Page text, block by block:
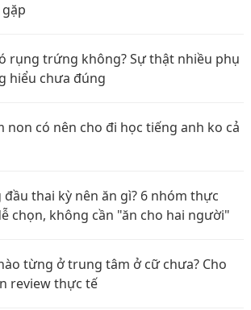
rụng trứng không? Sự thật nhiều phụ
hiểu chưa đúng
non có nên cho đi học tiếng anh ko cả
đầu thai kỳ nên ăn gì? 6 nhóm thực
chọn, không cần "ăn cho hai người"
từng ở trung tâm ở cữ chưa? Cho
review thực tế